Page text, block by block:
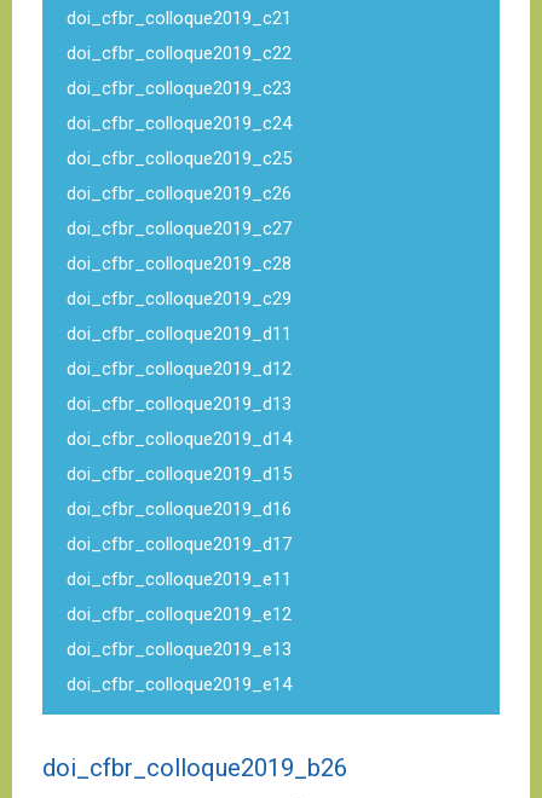
doi_cfbr_colloque2019_c21
doi_cfbr_colloque2019_c22
doi_cfbr_colloque2019_c23
doi_cfbr_colloque2019_c24
doi_cfbr_colloque2019_c25
doi_cfbr_colloque2019_c26
doi_cfbr_colloque2019_c27
doi_cfbr_colloque2019_c28
doi_cfbr_colloque2019_c29
doi_cfbr_colloque2019_d11
doi_cfbr_colloque2019_d12
doi_cfbr_colloque2019_d13
doi_cfbr_colloque2019_d14
doi_cfbr_colloque2019_d15
doi_cfbr_colloque2019_d16
doi_cfbr_colloque2019_d17
doi_cfbr_colloque2019_e11
doi_cfbr_colloque2019_e12
doi_cfbr_colloque2019_e13
doi_cfbr_colloque2019_e14
doi_cfbr_colloque2019_b26